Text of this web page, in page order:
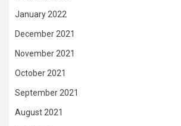
January 2022
December 2021
November 2021
October 2021
September 2021
August 2021